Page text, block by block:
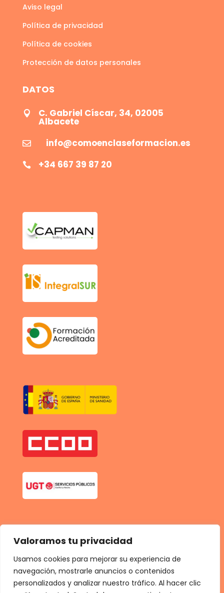
Valoramos tu privacidad
Usamos cookies para mejorar su experiencia de
navegación, mostrarle anuncios o contenidos
personalizados y analizar nuestro tráfico. Al hacer clic
Aviso legal
Política de privacidad
Política de cookies
Protección de datos personales
DATOS
 C. Gabriel Císcar, 34, 02005
Albacete
 info@comoenclaseformacion.es
 +34 667 39 87 20